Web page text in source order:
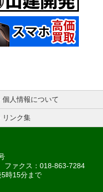
個人情報について
リンク集
ァクス：018-863-7284
時15分まで